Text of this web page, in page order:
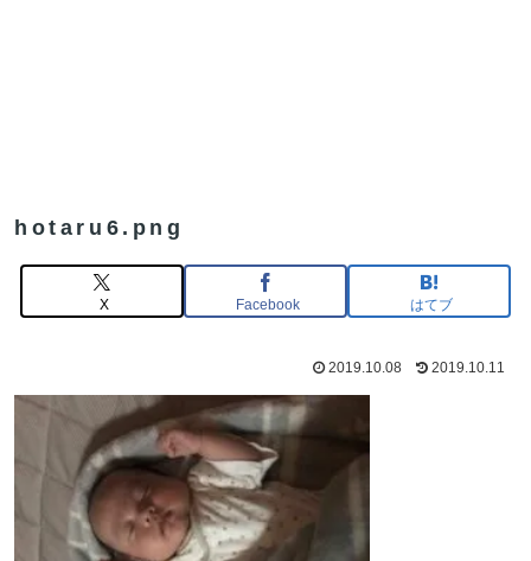
hotaru6.png
X Facebook はてブ
2019.10.08 2019.10.11